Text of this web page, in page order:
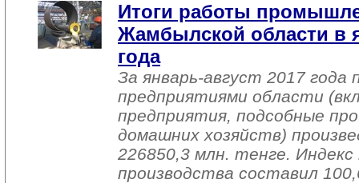
Итоги работы
Жамбылской области в
года
За январь-август 2017
предприятиями области
предприятия, подсобные
домашних хозяйств)
226850,3 млн. тенге.
производства составил